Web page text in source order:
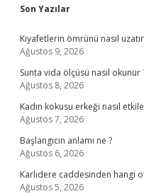
Sidebar
Son Yazılar
Kıyafetlerin ömrünü nasıl
Ağustos 9, 2026
Sunta vida ölçüsü nasıl okunur
Ağustos 8, 2026
Kadın kokusu erkeği nasıl
Ağustos 7, 2026
Başlangıcın anlamı ne ?
Ağustos 6, 2026
Karlıdere caddesinden hangi
Ağustos 5, 2026